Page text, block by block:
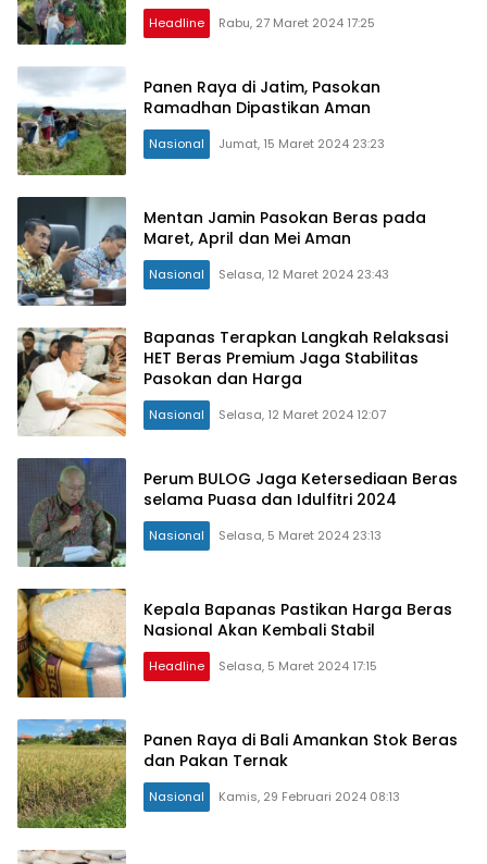
Headline Rabu, 27 Maret 2024 17:25
Panen Raya di Jatim, Pasokan
Ramadhan Dipastikan Aman
Nasional Jumat, 15 Maret 2024 23:23
Mentan Jamin Pasokan Beras pada
Maret, April dan Mei Aman
Nasional Selasa, 12 Maret 2024 23:43
Bapanas Terapkan Langkah Relaksasi
HET Beras Premium Jaga Stabilitas
Pasokan dan Harga
Nasional Selasa, 12 Maret 2024 12:07
Perum BULOG Jaga Ketersediaan Beras
selama Puasa dan Idulfitri 2024
Nasional Selasa, 5 Maret 2024 23:13
Kepala Bapanas Pastikan Harga Beras
Nasional Akan Kembali Stabil
Headline Selasa, 5 Maret 2024 17:15
Panen Raya di Bali Amankan Stok Beras
dan Pakan Ternak
Nasional Kamis, 29 Februari 2024 08:13